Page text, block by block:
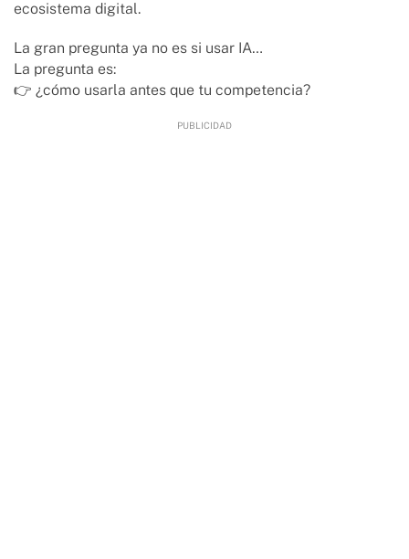
ecosistema digital.
La gran pregunta ya no es si usar IA…
La pregunta es:
👉 ¿cómo usarla antes que tu competencia?